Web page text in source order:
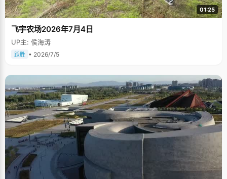
01:25
飞宇农场2026年7月4日
UP主: 侯海涛
跃胜 • 2026/7/5